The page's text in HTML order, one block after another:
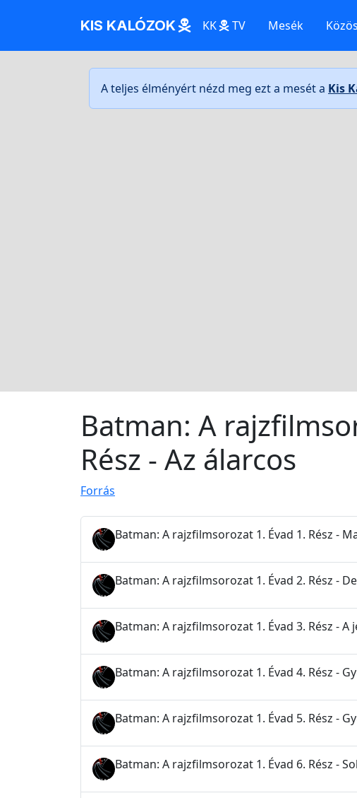
KIS KALÓZOK KK TV Mesék
A teljes élményért nézd meg ezt a mesét a Kis
Batman: A
Rész - Az álarcos
Forrás
Batman: A rajzfilmsorozat 1. Évad 1. Rész -
Batman: A rajzfilmsorozat 1. Évad 2. Rész -
Batman: A rajzfilmsorozat 1. Évad 3. Rész - A
Batman: A rajzfilmsorozat 1. Évad 4. Rész -
Batman: A rajzfilmsorozat 1. Évad 5. Rész -
Batman: A rajzfilmsorozat 1. Évad 6. Rész -